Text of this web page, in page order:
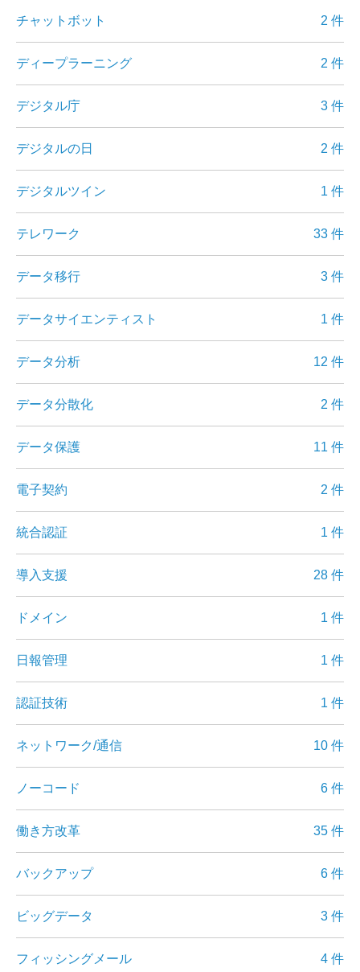
チャットボット 2 件
ディープラーニング 2 件
デジタル庁 3 件
デジタルの日 2 件
デジタルツイン 1 件
テレワーク 33 件
データ移行 3 件
データサイエンティスト 1 件
データ分析 12 件
データ分散化 2 件
データ保護 11 件
電子契約 2 件
統合認証 1 件
導入支援 28 件
ドメイン 1 件
日報管理 1 件
認証技術 1 件
ネットワーク/通信 10 件
ノーコード 6 件
働き方改革 35 件
バックアップ 6 件
ビッグデータ 3 件
フィッシングメール 4 件